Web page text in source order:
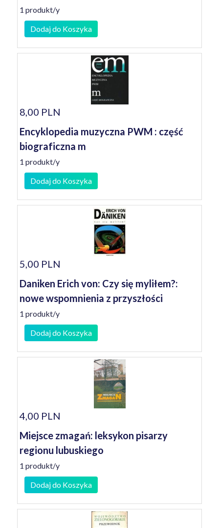
1 produkt/y
Dodaj do Koszyka
8,00 PLN
Encyklopedia muzyczna PWM : część
biograficzna m
1 produkt/y
Dodaj do Koszyka
5,00 PLN
Daniken Erich von: Czy się myliłem?:
nowe wspomnienia z przyszłości
1 produkt/y
Dodaj do Koszyka
4,00 PLN
Miejsce zmagań: leksykon pisarzy
regionu lubuskiego
1 produkt/y
Dodaj do Koszyka